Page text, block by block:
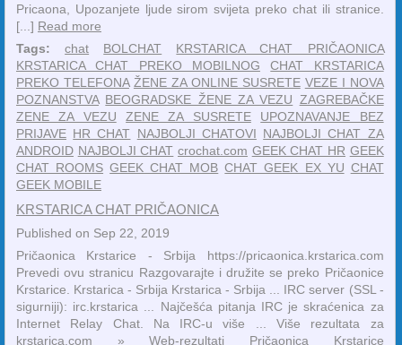
Pricaona, Upozanjete ljude sirom svijeta preko chat ili stranice.
[...] Read more
Tags:
chat BOLCHAT
KRSTARICA CHAT PRIČAONICA
KRSTARICA CHAT PREKO MOBILNOG
CHAT KRSTARICA
PREKO TELEFONA ŽENE ZA ONLINE SUSRETE VEZE I NOVA
POZNANSTVA BEOGRADSKE ŽENE ZA VEZU ZAGREBAČKE
ZENE ZA VEZU
ZENE ZA SUSRETE
UPOZNAVANJE BEZ
PRIJAVE HR CHAT NAJBOLJI CHATOVI NAJBOLJI CHAT ZA
ANDROID NAJBOLJI CHAT crochat.com GEEK CHAT HR GEEK
CHAT ROOMS GEEK CHAT MOB CHAT GEEK EX YU CHAT
GEEK MOBILE
KRSTARICA CHAT PRIČAONICA
Published on Sep 22, 2019
Pričaonica Krstarice - Srbija https://pricaonica.krstarica.com
Prevedi ovu stranicu Razgovarajte i družite se preko Pričaonice
Krstarice. Krstarica - Srbija Krstarica - Srbija ... IRC server (SSL -
sigurniji): irc.krstarica ... Najčešća pitanja IRC je skraćenica za
Internet Relay Chat. Na IRC-u više ... Više rezultata za
krstarica.com » Web-rezultati Pričaonica Krstarice